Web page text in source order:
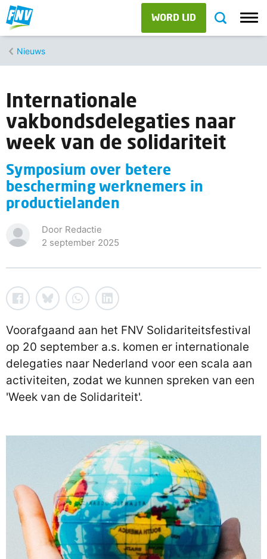
WORD LID
Nieuws
Internationale
vakbondsdelegaties naar
week van de solidariteit
Symposium over betere
bescherming werknemers in
productielanden
Door Redactie
2 september 2025
Voorafgaand aan het FNV Solidariteitsfestival
op 20 september a.s. komen er internationale
delegaties naar Nederland voor een scala aan
activiteiten, zodat we kunnen spreken van een
'Week van de Solidariteit'.